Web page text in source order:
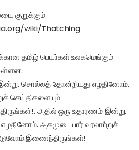
குறுக்கும்
wiki/Thatching
தமிழ் பெயர்கள் உலகமெங்கும்
சொல்லத் தோன்றியது எழதினோம்.
செய்திகளையும்
அதில் ஒரு உதாரணம் இன்று.
அகமுடையார் வரலாற்றுச்